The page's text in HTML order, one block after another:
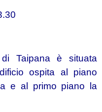
Taipana è situata
ospita al piano
e al primo piano la